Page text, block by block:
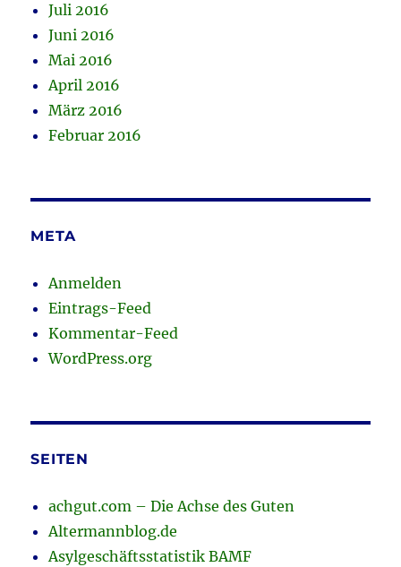
Juli 2016
Juni 2016
Mai 2016
April 2016
März 2016
Februar 2016
META
Anmelden
Eintrags-Feed
Kommentar-Feed
WordPress.org
SEITEN
achgut.com – Die Achse des Guten
Altermannblog.de
Asylgeschäftsstatistik BAMF